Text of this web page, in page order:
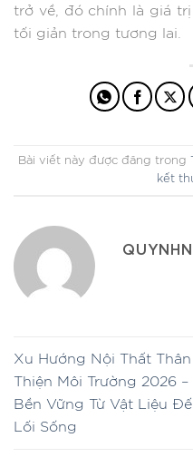
trở về, đó chính là giá
tối giản trong tương lai.
Bài viết này được đăng trong
kết
Xu Hướng Nội Thất Thân
Thiện Môi Trường 2026 –
Bền Vững Từ Vật Liệu
Lối Sống